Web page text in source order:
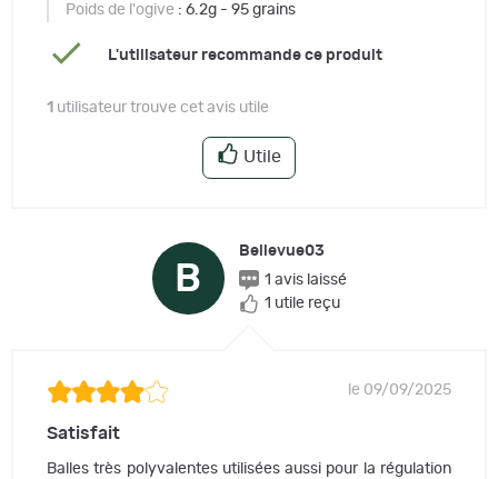
Poids de l'ogive : 6.2g - 95 grains
L'utilisateur recommande ce produit
1 utilisateur trouve cet avis utile
Utile
B
Bellevue03
1 avis laissé
1 utile reçu
le 09/09/2025
Satisfait
Balles très polyvalentes utilisées aussi pour la régulation